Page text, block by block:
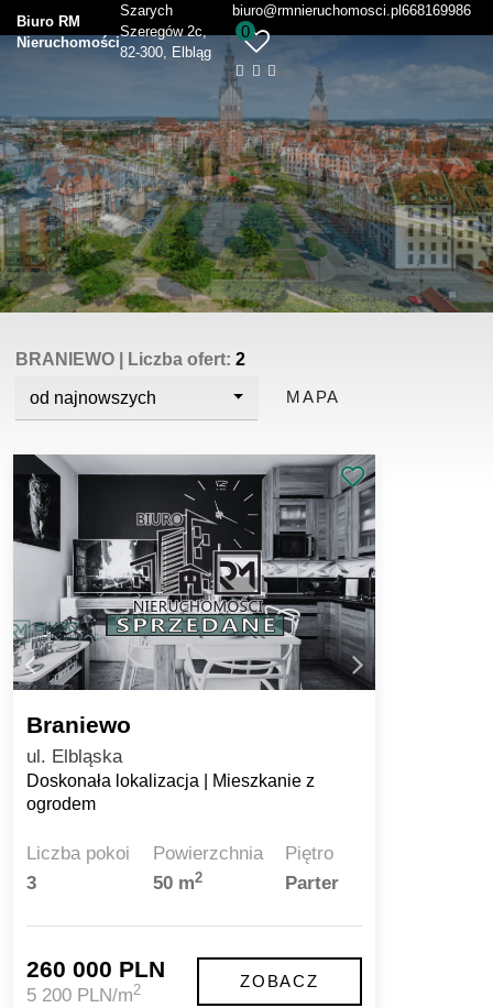
Biuro RM
Nieruchomości
Szarych
Szeregów 2c
82-300, Elbląg
biuro@rmnieruchomosci.pl 668169986
0
BRANIEWO | Liczba ofert:2
od najnowszych MAPA
Braniewo
ul. Elbląska
Doskonała lokalizacja | Mieszkanie z
ogrodem
Liczba pokoi
3
Powierzchnia
50 m2
Piętro
Parter
260 000 PLN
5 200 PLN/m2 ZOBACZ